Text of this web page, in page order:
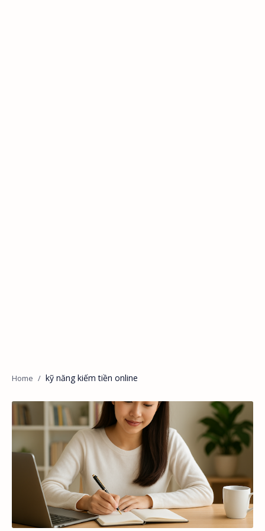
kỹ năng kiếm tiền online